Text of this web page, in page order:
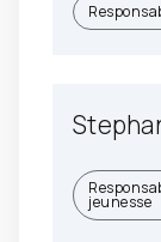
jeunesse